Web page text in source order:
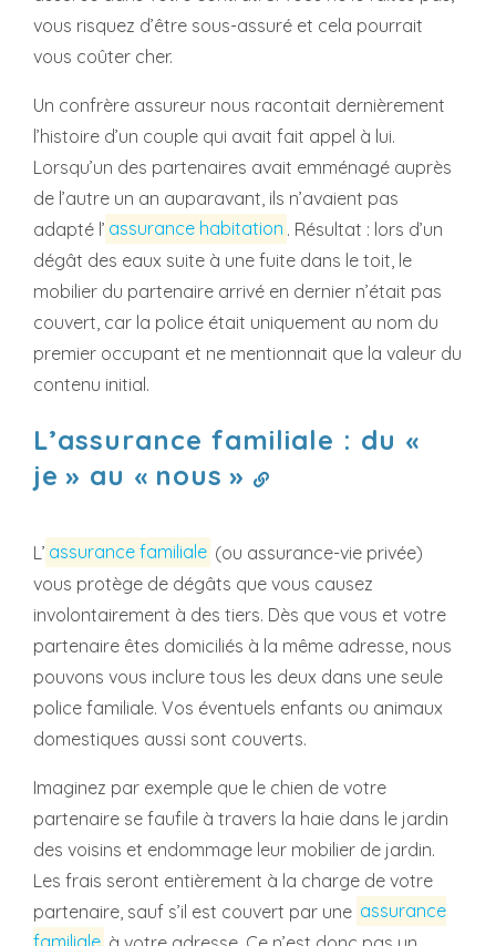
vous risquez d’être sous-assuré et cela pourrait
vous coûter cher.
Un confrère assureur nous racontait dernièrement
l’histoire d’un couple qui avait fait appel à lui.
Lorsqu’un des partenaires avait emménagé auprès
de l’autre un an auparavant, ils n’avaient pas
adapté l’ assurance habitation . Résultat : lors d’un
dégât des eaux suite à une fuite dans le toit, le
mobilier du partenaire arrivé en dernier n’était pas
couvert, car la police était uniquement au nom du
premier occupant et ne mentionnait que la valeur du
contenu initial.
L’assurance familiale : du «
je » au « nous »
L’ assurance familiale (ou assurance-vie privée)
vous protège de dégâts que vous causez
involontairement à des tiers. Dès que vous et votre
partenaire êtes domiciliés à la même adresse, nous
pouvons vous inclure tous les deux dans une seule
police familiale. Vos éventuels enfants ou animaux
domestiques aussi sont couverts.
Imaginez par exemple que le chien de votre
partenaire se faufile à travers la haie dans le jardin
des voisins et endommage leur mobilier de jardin.
Les frais seront entièrement à la charge de votre
partenaire, sauf s’il est couvert par une assurance